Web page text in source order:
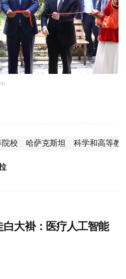
校 哈萨克斯坦 科学和高等教
白大褂：医疗人工智能